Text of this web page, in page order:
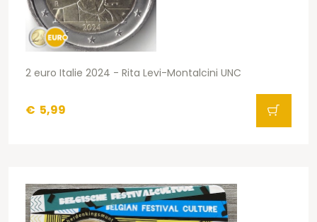
2 euro Italie 2024 - Rita Levi-Montalcini UNC
€ 5,99